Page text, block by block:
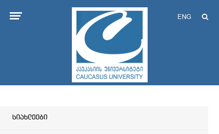
ENG
სიახლეები